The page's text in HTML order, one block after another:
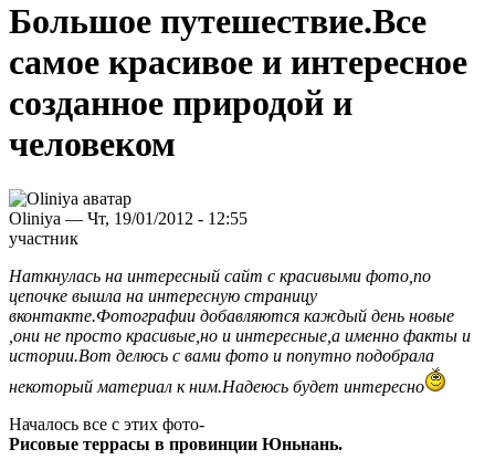
Большое путешествие.Все
самое красивое и интересное
созданное природой и
человеком
Oliniya — Чт, 19/01/2012 - 12:55
участник
Наткнулась на интересный сайт с красивыми фото,по
цепочке вышла на интересную страницу
вконтакте.Фотографии добавляются каждый день новые
,они не просто красивые,но и интересные,а именно факты и
истории.Вот делюсь с вами фото и попутно подобрала
некоторый материал к ним.Надеюсь будет интересно
Началось все с этих фото-
Рисовые террасы в провинции Юньнань.